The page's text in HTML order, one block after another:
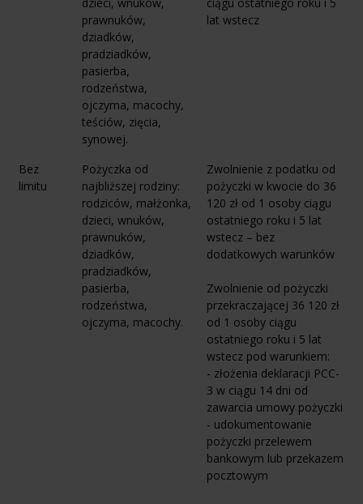
prawnuków,
dziadków,
pradziadków,
pasierba,
rodzeństwa,
ojczyma, macochy,
teściów, zięcia,
synowej.
lat wstecz
Bez
limitu
Pożyczka od
najbliższej rodziny:
rodziców, małżonka,
dzieci, wnuków,
prawnuków,
dziadków,
pradziadków,
pasierba,
rodzeństwa,
ojczyma, macochy.
Zwolnienie z podatku od
pożyczki w kwocie do 36
120 zł od 1 osoby ciągu
ostatniego roku i 5 lat
wstecz – bez
dodatkowych warunków
Zwolnienie od pożyczki
przekraczającej 36 120 zł
od 1 osoby ciągu
ostatniego roku i 5 lat
wstecz pod warunkiem:
- złożenia deklaracji PCC-
3 w ciągu 14 dni od
zawarcia umowy pożyczki
- udokumentowanie
pożyczki przelewem
bankowym lub przekazem
pocztowym